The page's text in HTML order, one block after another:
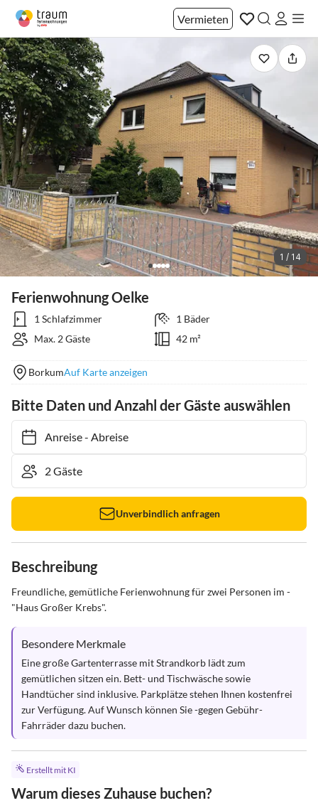
Vermieten
1 / 14
Ferienwohnung Oelke
1 Schlafzimmer
1 Bäder
Max. 2 Gäste
42 m²
BorkumAuf Karte anzeigen
Bitte Daten und Anzahl der Gäste auswählen
Anreise- Abreise
Unverbindlich anfragen
Beschreibung
Freundliche, gemütliche Ferienwohnung für zwei Personen im -
"Haus Großer Krebs".
Besondere Merkmale
Eine große Gartenterrasse mit Strandkorb lädt zum
gemütlichen sitzen ein. Bett- und Tischwäsche sowie
Handtücher sind inklusive. Parkplätze stehen Ihnen kostenfrei
zur Verfügung. Auf Wunsch können Sie -gegen Gebühr-
Fahrräder dazu buchen.
Erstellt mit KI
Warum dieses Zuhause buchen?